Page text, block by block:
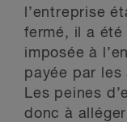
l’entreprise
fermé, il a
imposée à
payée par les
Les peines
donc à